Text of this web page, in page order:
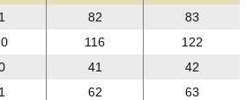
82
83
116
122
41
42
62
63